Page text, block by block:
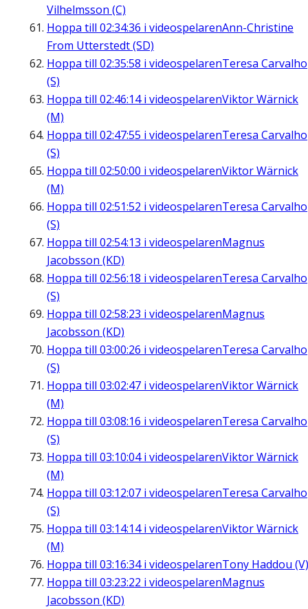
Vilhelmsson (C)
Hoppa till 02:34:36 i videospelarenAnn-Christine
From Utterstedt (SD)
Hoppa till 02:35:58 i videospelarenTeresa Carvalho
(S)
Hoppa till 02:46:14i videospelarenViktor Wärnick
(M)
Hoppa till 02:47:55 i videospelarenTeresa Carvalho
(S)
Hoppa till 02:50:00 i videospelarenViktor Wärnick
(M)
Hoppa till 02:51:52 i videospelarenTeresa Carvalho
(S)
Hoppa till 02:54:13 i videospelarenMagnus
Jacobsson (KD)
Hoppa till 02:56:18 i videospelarenTeresa Carvalho
(S)
Hoppa till 02:58:23 i videospelarenMagnus
Jacobsson (KD)
Hoppa till 03:00:26 i videospelarenTeresa Carvalho
(S)
Hoppa till 03:02:47 i videospelarenViktor Wärnick
(M)
Hoppa till 03:08:16 i videospelarenTeresa Carvalho
(S)
Hoppa till 03:10:04i videospelarenViktor Wärnick
(M)
Hoppa till 03:12:07 i videospelarenTeresa Carvalho
(S)
Hoppa till 03:14:14i videospelarenViktor Wärnick
(M)
Hoppa till 03:16:34i videospelarenTony Haddou (V)
Hoppa till 03:23:22 i videospelarenMagnus
Jacobsson (KD)